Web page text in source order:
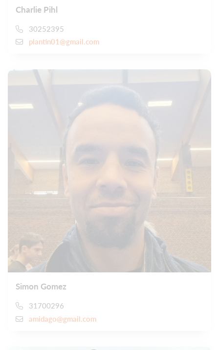
Charlie Pihl
30252395
plantin01@gmail.com
Simon Gomez
31700296
amidago@gmail.com